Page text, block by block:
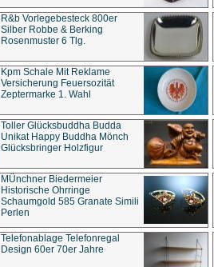
R&b Vorlegebesteck 800er
Silber Robbe & Berking
Rosenmuster 6 Tlg.
Kpm Schale Mit Reklame
Versicherung Feuersozität
Zeptermarke 1. Wahl
Toller Glücksbuddha Budda
Unikat Happy Buddha Mönch
Glücksbringer Holzfigur
MÜnchner Biedermeier
Historische Ohrringe
Schaumgold 585 Granate Simili
Perlen
Telefonablage Telefonregal
Design 60er 70er Jahre